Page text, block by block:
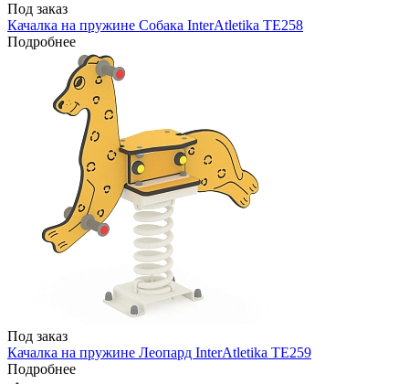
Под заказ
Качалка на пружине Собака InterAtletika TE258
Подробнее
Под заказ
Качалка на пружине Леопард InterAtletika TE259
Подробнее